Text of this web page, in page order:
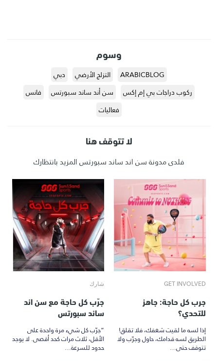
وسوم
ARABICBLOG التزلج الأرضي
دبي
ركوب دراجات بي إم إكس
سن أند ساند سبورتس
فانس
فعاليات
لا تتوقف هنا
فلدى مدونة سن اند ساند سبورتس المزيد بانتظارك
GET INVOLVED
جرب كل حاجة: جاهز
للتحدي؟
إذا لسه ما لقيت شغفك، فلا تقلق!
الطريق لسه قدامك، حاول وجرّب ولا
تتوقف حتى…
شارك
جرّب كل حاجة مع سن اند
ساند سبورتس
“جرّب كل شيء مرة واحدة على
الأقل، ثلاث مرات كحد أقصى. لا يوجد
حدود للسرعة…